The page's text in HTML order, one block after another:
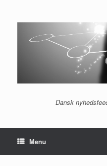
indhold
Dansk
Menu